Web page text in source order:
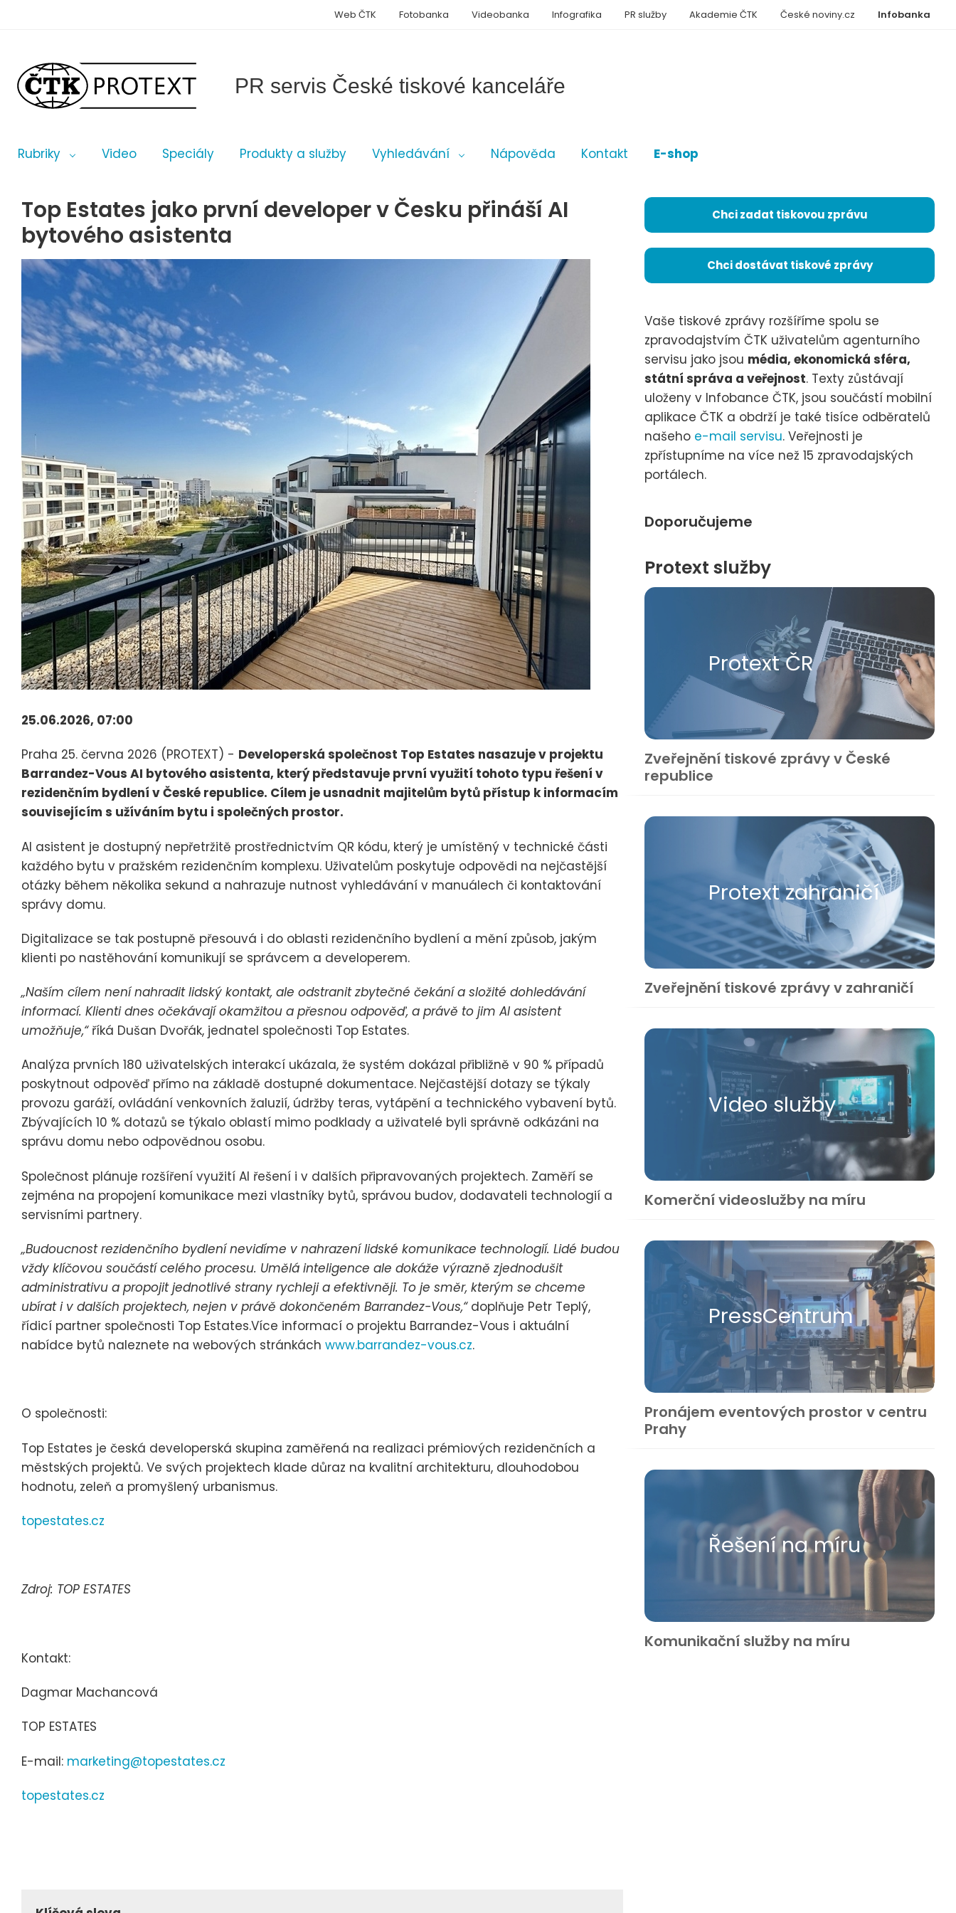
PR servis České tiskové kanceláře
Rubriky Video Speciály Produkty a služby Vyhledávání Nápověda Kontakt E-shop
Infobanka
Web ČTK Fotobanka Videobanka Infografika PR služby Akademie ČTK České noviny.cz
Top Estates jako první developer v Česku přináší AI
bytového asistenta
25.06.2026, 07:00
Praha 25. června 2026 (PROTEXT) - Developerská společnost Top Estates nasazuje v projektu
Barrandez-Vous AI bytového asistenta, který představuje první využití tohoto typu řešení v
rezidenčním bydlení v České republice. Cílem je usnadnit majitelům bytů přístup k informacím
souvisejícím s užíváním bytu i společných prostor.
AI asistent je dostupný nepřetržitě prostřednictvím QR kódu, který je umístěný v technické části
každého bytu v pražském rezidenčním komplexu. Uživatelům poskytuje odpovědi na nejčastější
otázky během několika sekund a nahrazuje nutnost vyhledávání v manuálech či kontaktování
správy domu.
Digitalizace se tak postupně přesouvá i do oblasti rezidenčního bydlení a mění způsob, jakým
klienti po nastěhování komunikují se správcem a developerem.
„Naším cílem není nahradit lidský kontakt, ale odstranit zbytečné čekání a složité dohledávání
informací. Klienti dnes očekávají okamžitou a přesnou odpověď, a právě to jim AI asistent
umožňuje,“říká Dušan Dvořák, jednatel společnosti Top Estates.
Analýza prvních 180 uživatelských interakcí ukázala, že systém dokázal přibližně v 90 % případů
poskytnout odpověď přímo na základě dostupné dokumentace. Nejčastější dotazy se týkaly
provozu garáží, ovládání venkovních žaluzií, údržby teras, vytápění a technického vybavení bytů.
Zbývajících 10 % dotazů se týkalo oblastí mimo podklady a uživatelé byli správně odkázáni na
správu domu nebo odpovědnou osobu.
Společnost plánuje rozšíření využití AI řešení i v dalších připravovaných projektech. Zaměří se
zejména na propojení komunikace mezi vlastníky bytů, správou budov, dodavateli technologií a
servisními partnery.
„Budoucnost rezidenčního bydlení nevidíme v nahrazení lidské komunikace technologií. Lidé budou
vždy klíčovou součástí celého procesu. Umělá inteligence ale dokáže výrazně zjednodušit
administrativu a propojit jednotlivé strany rychleji a efektivněji. To je směr, kterým se chceme
ubírat i v dalších projektech, nejen v právě dokončeném Barrandez-Vous,“doplňuje Petr Teplý,
řídicí partner společnosti Top Estates.Více informací o projektu Barrandez-Vous i aktuální
nabídce bytů naleznete na webových stránkách www.barrandez-vous.cz.
O společnosti:
Top Estates je česká developerská skupina zaměřená na realizaci prémiových rezidenčních a
městských projektů. Ve svých projektech klade důraz na kvalitní architekturu, dlouhodobou
hodnotu, zeleň a promyšlený urbanismus.
topestates.cz
Zdroj: TOP ESTATES
Kontakt:
Dagmar Machancová
TOP ESTATES
E-mail: marketing@topestates.cz
topestates.cz
Chci zadat tiskovou zprávu
Chci dostávat tiskové zprávy
Vaše tiskové zprávy rozšíříme spolu se
zpravodajstvím ČTK uživatelům agenturního
servisu jako jsou média, ekonomická sféra,
státní správa a veřejnost. Texty zůstávají
uloženy v Infobance ČTK, jsou součástí mobilní
aplikace ČTK a obdrží je také tisíce odběratelů
našeho e-mail servisu. Veřejnosti je
zpřístupníme na více než 15 zpravodajských
portálech.
Doporučujeme
Protext služby
Protext ČR
Zveřejnění tiskové zprávy v České
republice
Protext zahraničí
Zveřejnění tiskové zprávy v zahraničí
Video služby
Komerční videoslužby na míru
Press​Centrum
Pronájem eventových prostor v centru
Prahy
Řešení na míru
Komunikační služby na míru